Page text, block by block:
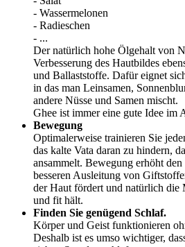
- Wassermelonen
- Radieschen
- ...
Der natürlich hohe Ölgehalt von
Verbesserung des Hautbildes
und Ballaststoffe. Dafür eignet
in das man Leinsamen,
andere Nüsse und Samen mischt.
Ghee ist immer eine gute Idee im
Bewegung
Optimalerweise trainieren Sie
das kalte Vata daran zu hindern,
ansammelt. Bewegung erhöht
besseren Ausleitung von
der Haut fördert und natürlich die
und fit hält.
Finden Sie genügend Schlaf.
Körper und Geist funktionieren
Deshalb ist es umso wichtiger,